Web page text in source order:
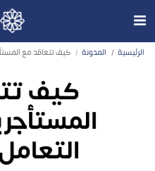
الرئيسية المدونة كيف تتعاقد مع
كيف